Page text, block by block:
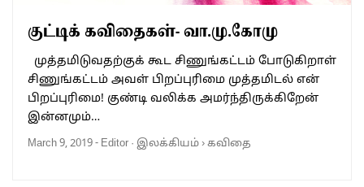
குட்டிக் கவிதைகள்- வா.மு.கோமு
முத்தமிடுவதற்குக் கூட சிணுங்கட்டம் போடுகிறாள்
சிணுங்கட்டம் அவள் பிறப்புரிமை முத்தமிடல் என்
பிறப்புரிமை! குண்டி வலிக்க அமர்ந்திருக்கிறேன்
இன்னமும்…
March 9, 2019- Editor · இலக்கியம்›கவிதை